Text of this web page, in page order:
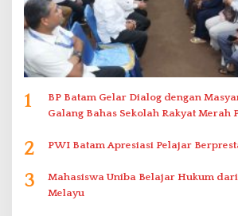
1
BP Batam Gelar Dialog dengan
Galang Bahas Sekolah Rakyat Merah
2 PWI Batam Apresiasi Pelajar
3
Mahasiswa Uniba Belajar Hukum
Melayu